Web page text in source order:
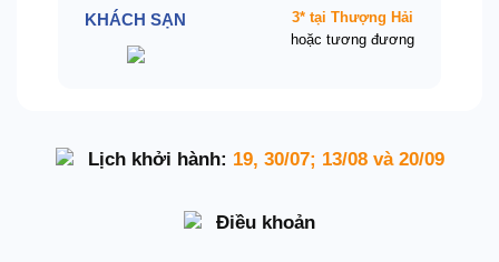
KHÁCH SẠN
3* tại Thượng Hải
hoặc tương đương
Lịch khởi hành: 19, 30/07; 13/08 và 20/09
Điều khoản